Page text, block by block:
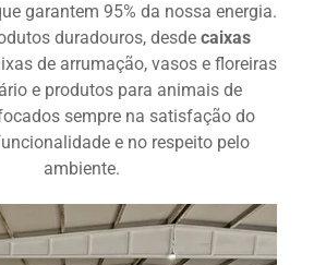
garantem 95% da nossa energia.
duradouros, desde caixas
de arrumação, vasos e floreiras
e produtos para animais de
sempre na satisfação do
e no respeito pelo
ambiente.